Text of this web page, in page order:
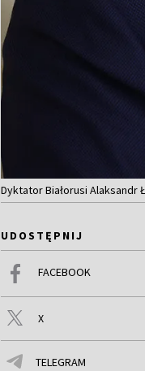
Dyktator Białorusi
UDOSTĘPNIJ
FACEBOOK
X
TELEGRAM